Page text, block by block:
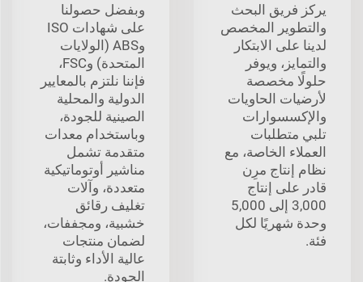
يركز فريق البحث
والتطوير المخصص
لدينا على الابتكار
والتمايز، ويوفر
حلولًا مخصصة
لأرضيات الحاويات
والإكسسوارات
تلبي متطلبات
العملاء الخاصة، مع
نظام إنتاج مرِن
قادر على إنتاج
3,000 إلى 5,000
وحدة شهريًا لكل
فئة.
وبفضل حصولنا
على شهادات ISO
وABS (الولايات
المتحدة) وFSC،
فإننا نلتزم بالمعايير
الدولية والمحلية
الصينية للجودة،
وباستخدام معدات
متقدمة تشمل
مناشير أوتوماتيكية
متعددة، وآلات
تغليف رقائق
خشبية، ومجففات،
لضمان منتجات
عالية الأداء وثابتة
الجودة.